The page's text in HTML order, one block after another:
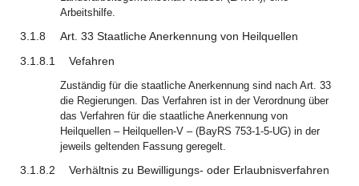
Arbeitshilfe.
3.1.8
Art. 33 Staatliche Anerkennung von Heilquellen
3.1.8.1
Vefahren
Zuständig für die staatliche Anerkennung sind nach Art. 33
die Regierungen. Das Verfahren ist in der Verordnung über
das Verfahren für die staatliche Anerkennung von
Heilquellen – Heilquellen-V – (BayRS 753-1-5-UG) in der
jeweils geltenden Fassung geregelt.
3.1.8.2 Verhältnis zu Bewilligungs- oder Erlaubnisverfahren